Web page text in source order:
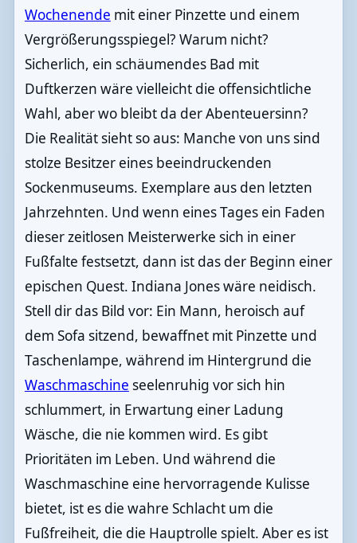
Wochenende mit einer Pinzette und einem
Vergrößerungsspiegel? Warum nicht?
Sicherlich, ein schäumendes Bad mit
Duftkerzen wäre vielleicht die offensichtliche
Wahl, aber wo bleibt da der Abenteuersinn?
Die Realität sieht so aus: Manche von uns sind
stolze Besitzer eines beeindruckenden
Sockenmuseums. Exemplare aus den letzten
Jahrzehnten. Und wenn eines Tages ein Faden
dieser zeitlosen Meisterwerke sich in einer
Fußfalte festsetzt, dann ist das der Beginn einer
epischen Quest. Indiana Jones wäre neidisch.
Stell dir das Bild vor: Ein Mann, heroisch auf
dem Sofa sitzend, bewaffnet mit Pinzette und
Taschenlampe, während im Hintergrund die
Waschmaschine seelenruhig vor sich hin
schlummert, in Erwartung einer Ladung
Wäsche, die nie kommen wird. Es gibt
Prioritäten im Leben. Und während die
Waschmaschine eine hervorragende Kulisse
bietet, ist es die wahre Schlacht um die
Fußfreiheit, die die Hauptrolle spielt. Aber es ist